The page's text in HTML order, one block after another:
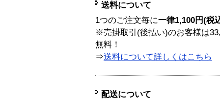
送料について
1つのご注文毎に一律1,100円(税
※売掛取引(後払い)のお客様は
無料！
⇒送料について詳しくはこちら
配送について